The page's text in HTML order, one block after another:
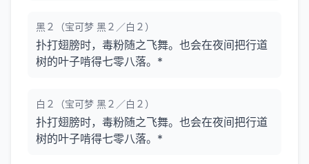
黑２（宝可梦 黑２／白２）
扑打翅膀时，毒粉随之飞舞。也会在夜间把行道
树的叶子啃得七零八落。*
白２（宝可梦 黑２／白２）
扑打翅膀时，毒粉随之飞舞。也会在夜间把行道
树的叶子啃得七零八落。*